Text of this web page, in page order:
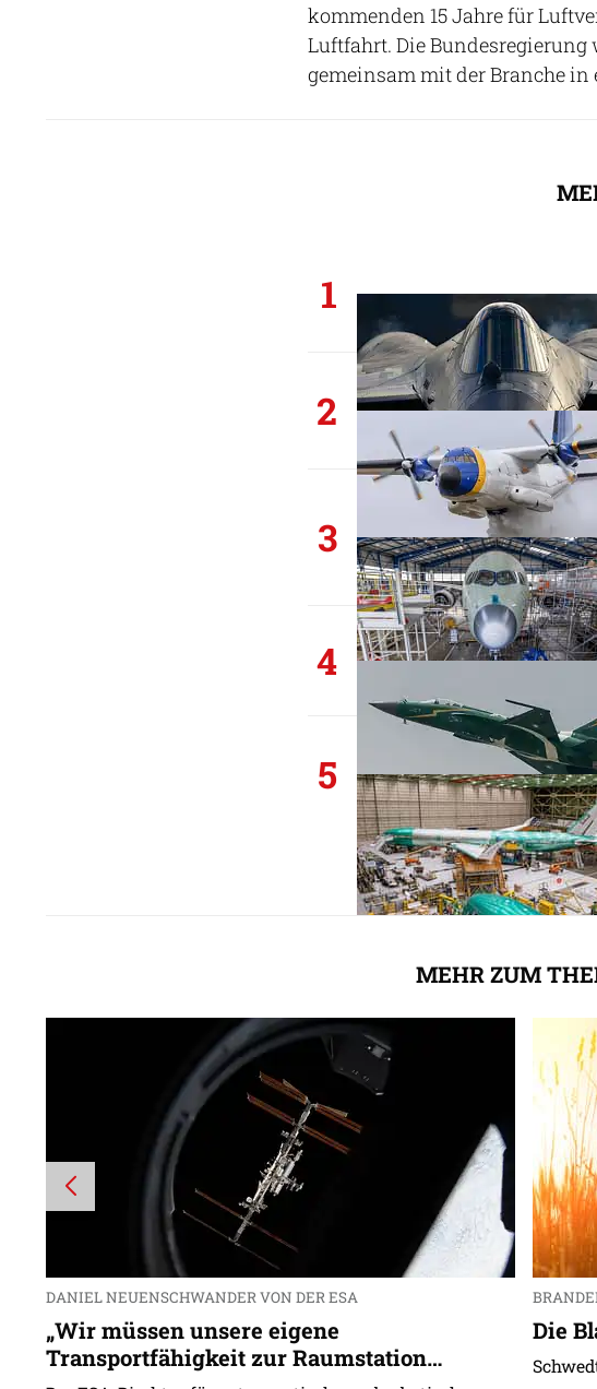
kommenden 15 Jahre für
Luftfahrt. Die
gemeinsam mit der Branche
1
2
3
4
5
MEHR ZUM
DANIEL NEUENSCHWANDER VON DER ESA
„Wir müssen unsere eigene
Transportfähigkeit zur Raumstation
Die